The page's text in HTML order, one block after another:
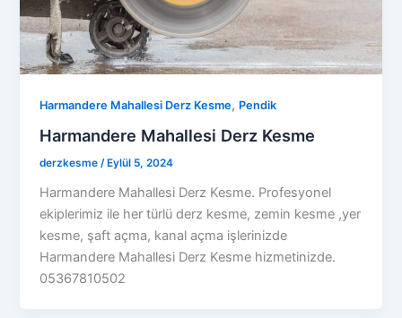
Harmandere Mahallesi Derz Kesme, Pendik
Harmandere Mahallesi Derz Kesme
derzkesme/ Eylül 5, 2024
Harmandere Mahallesi Derz Kesme. Profesyonel
ekiplerimiz ile her türlü derz kesme, zemin kesme ,yer
kesme, şaft açma, kanal açma işlerinizde
Harmandere Mahallesi Derz Kesme hizmetinizde.
05367810502